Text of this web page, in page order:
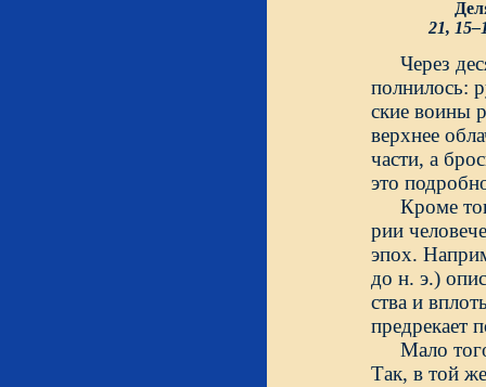
21,
Через
полнилось:
ские воины
верхнее
части, а
это
Кроме
рии
эпох.
до н. э.)
ства и
предрекает
Мало
Так, в той